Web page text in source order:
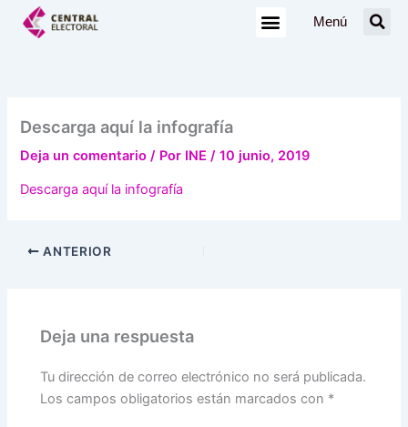
Menú
Descarga aquí la infografía
Deja un comentario / Por INE/10 junio, 2019
Descarga aquí la infografía
ANTERIOR
Deja una respuesta
Tu dirección de correo electrónico no será publicada.
Los campos obligatorios están marcados con *